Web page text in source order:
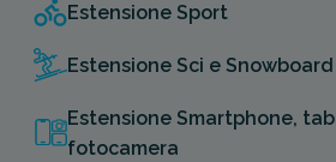
Estensione Sport
Estensione Sci e Snowboard
Estensione Smartphone,
fotocamera